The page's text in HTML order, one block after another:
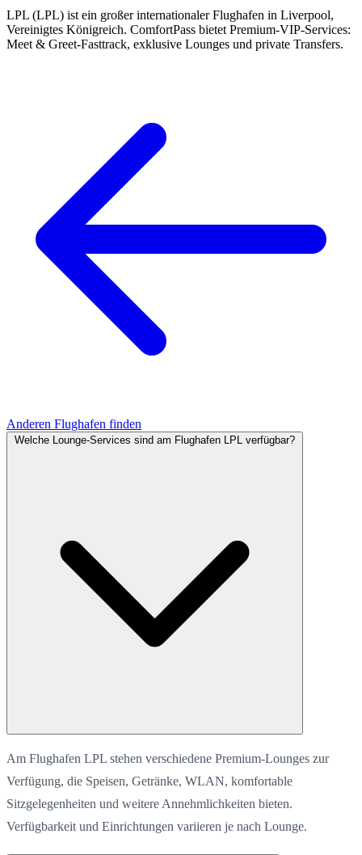
LPL (LPL) ist ein großer internationaler Flughafen in Liverpool,
Vereinigtes Königreich. ComfortPass bietet Premium-VIP-Services:
Meet & Greet-Fasttrack, exklusive Lounges und private Transfers.
Anderen Flughafen finden
Welche Lounge-Services sind am Flughafen LPL verfügbar?
Am Flughafen LPL stehen verschiedene Premium-Lounges zur
Verfügung, die Speisen, Getränke, WLAN, komfortable
Sitzgelegenheiten und weitere Annehmlichkeiten bieten.
Verfügbarkeit und Einrichtungen variieren je nach Lounge.